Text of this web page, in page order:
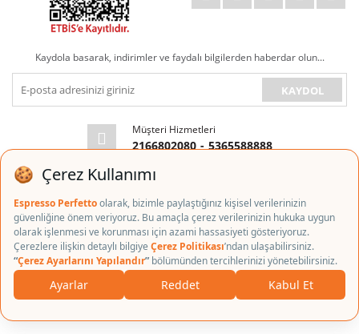
Kaydola basarak, indirimler ve faydalı bilgilerden haberdar olun...
KAYDOL
Müşteri Hizmetleri
2166802080 - 5365588888
E-posta Adresi
Copyright © 2018 espressoperfetto.com Tüm Kredi Kartı Bilgileriniz 256bit
SSL Sertifikası ile korunmaktadır.